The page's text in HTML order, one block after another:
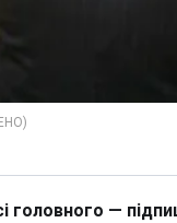
головного —